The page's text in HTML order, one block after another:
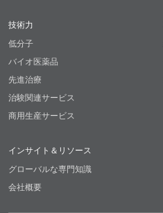
技術力
低分子
バイオ医薬品
先進治療
治験関連サービス
商用生産サービス
インサイト＆リソース
グローバルな専門知識
会社概要